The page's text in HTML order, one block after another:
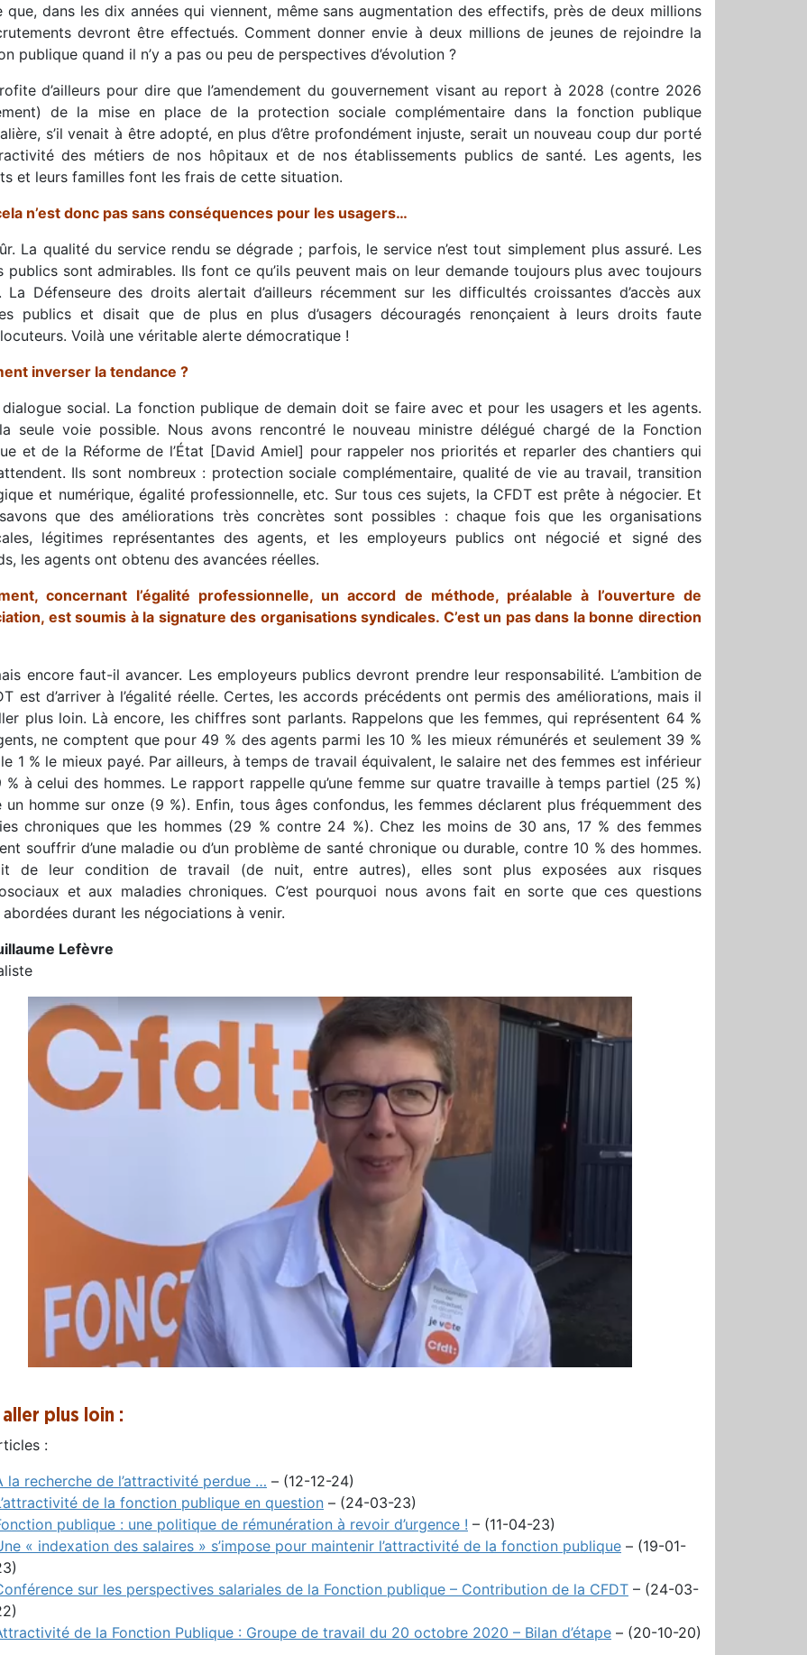
que, dans les dix années qui viennent, même sans augmentation des effectifs, près de deux millions
devront être effectués. Comment donner envie à deux millions de jeunes de rejoindre la
publique quand il n’y a pas ou peu de perspectives d’évolution ?
d’ailleurs pour dire que l’amendement du gouvernement visant au report à 2028 (contre 2026
de la mise en place de la protection sociale complémentaire dans la fonction publique
s’il venait à être adopté, en plus d’être profondément injuste, serait un nouveau coup dur porté
des métiers de nos hôpitaux et de nos établissements publics de santé. Les agents, les
et leurs familles font les frais de cette situation.
n’est donc pas sans conséquences pour les usagers…
La qualité du service rendu se dégrade ; parfois, le service n’est tout simplement plus assuré. Les
publics sont admirables. Ils font ce qu’ils peuvent mais on leur demande toujours plus avec toujours
La Défenseure des droits alertait d’ailleurs récemment sur les difficultés croissantes d’accès aux
publics et disait que de plus en plus d’usagers découragés renonçaient à leurs droits faute
Voilà une véritable alerte démocratique !
inverser la tendance ?
dialogue social. La fonction publique de demain doit se faire avec et pour les usagers et les agents.
la seule voie possible. Nous avons rencontré le nouveau ministre délégué chargé de la Fonction
et de la Réforme de l’État [David Amiel] pour rappeler nos priorités et reparler des chantiers qui
Ils sont nombreux : protection sociale complémentaire, qualité de vie au travail, transition
et numérique, égalité professionnelle, etc. Sur tous ces sujets, la CFDT est prête à négocier. Et
que des améliorations très concrètes sont possibles : chaque fois que les organisations
légitimes représentantes des agents, et les employeurs publics ont négocié et signé des
les agents ont obtenu des avancées réelles.
concernant l’égalité professionnelle, un accord de méthode, préalable à l’ouverture de
est soumis à la signature des organisations syndicales. C’est un pas dans la bonne direction
encore faut-il avancer. Les employeurs publics devront prendre leur responsabilité. L’ambition de
est d’arriver à l’égalité réelle. Certes, les accords précédents ont permis des améliorations, mais il
plus loin. Là encore, les chiffres sont parlants. Rappelons que les femmes, qui représentent 64 %
ne comptent que pour 49 % des agents parmi les 10 % les mieux rémunérés et seulement 39 %
1 % le mieux payé. Par ailleurs, à temps de travail équivalent, le salaire net des femmes est inférieur
% à celui des hommes. Le rapport rappelle qu’une femme sur quatre travaille à temps partiel (25 %)
un homme sur onze (9 %). Enfin, tous âges confondus, les femmes déclarent plus fréquemment des
chroniques que les hommes (29 % contre 24 %). Chez les moins de 30 ans, 17 % des femmes
souffrir d’une maladie ou d’un problème de santé chronique ou durable, contre 10 % des hommes.
de leur condition de travail (de nuit, entre autres), elles sont plus exposées aux risques
et aux maladies chroniques. C’est pourquoi nous avons fait en sorte que ces questions
durant les négociations à venir.
Lefèvre
aller plus loin :
:
la recherche de l’attractivité perdue … – (12-12-24)
de la fonction publique en question – (24-03-23)
publique : une politique de rémunération à revoir d’urgence ! – (11-04-23)
« indexation des salaires » s’impose pour maintenir l’attractivité de la fonction publique – (19-01-
sur les perspectives salariales de la Fonction publique – Contribution de la CFDT – (24-03-
de la Fonction Publique : Groupe de travail du 20 octobre 2020 – Bilan d’étape – (20-10-20)